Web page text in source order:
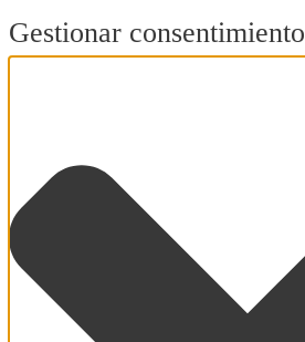
Gestionar consentimiento